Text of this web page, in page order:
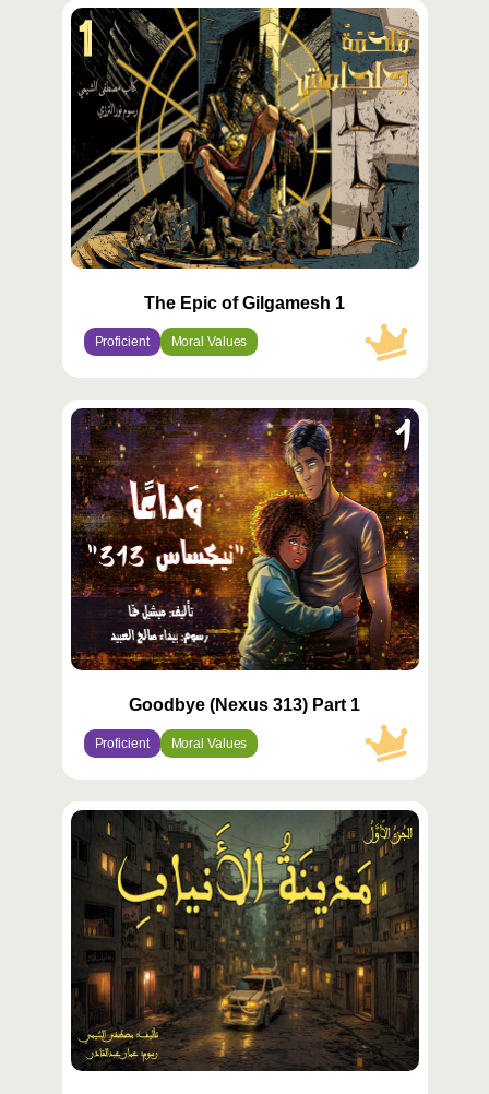
محتوى
مميّز
The Epic of Gilgamesh 1
Proficient Moral Values
محتوى
مميّز
Goodbye (Nexus 313) Part 1
Proficient Moral Values
محتوى
مميّز